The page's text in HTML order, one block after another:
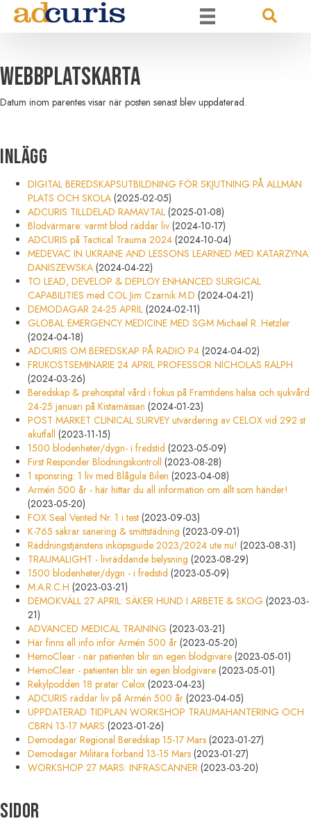
Webbplatskarta
Datum inom parentes visar när posten senast blev uppdaterad.
Inlägg
DIGITAL BEREDSKAPSUTBILDNING FÖR SKJUTNING PÅ ALLMÄN
PLATS OCH SKOLA (2025-02-05)
ADCURIS TILLDELAD RAMAVTAL (2025-01-08)
Blodvärmare: varmt blod räddar liv (2024-10-17)
ADCURIS på Tactical Trauma 2024 (2024-10-04)
MEDEVAC IN UKRAINE AND LESSONS LEARNED MED KATARZYNA
DANISZEWSKA (2024-04-22)
TO LEAD, DEVELOP & DEPLOY ENHANCED SURGICAL
CAPABILITIES med COL Jim Czarnik M.D (2024-04-21)
DEMODAGAR 24-25 APRIL (2024-02-11)
GLOBAL EMERGENCY MEDICINE MED SGM Michael R. Hetzler
(2024-04-18)
ADCURIS OM BEREDSKAP PÅ RADIO P4 (2024-04-02)
FRUKOSTSEMINARIE 24 APRIL PROFESSOR NICHOLAS RALPH
(2024-03-26)
Beredskap & prehospital vård i fokus på Framtidens hälsa och sjukvård
24-25 januari på Kistamässan (2024-01-23)
POST MARKET CLINICAL SURVEY utvärdering av CELOX vid 292 st
akutfall (2023-11-15)
1500 blodenheter/dygn- i fredstid (2023-05-09)
First Responder Blödningskontroll (2023-08-28)
1 sponsring: 1 liv med Blågula Bilen (2023-04-08)
Armén 500 år - här hittar du all information om allt som händer!
(2023-05-20)
FOX Seal Vented Nr. 1 i test (2023-09-03)
K-765 säkrar sanering & smittstädning (2023-09-01)
Räddningstjänstens inköpsguide 2023/2024 ute nu! (2023-08-31)
TRAUMALIGHT - livräddande belysning (2023-08-29)
1500 blodenheter/dygn - i fredstid (2023-05-09)
M.A.R.C.H (2023-03-21)
DEMOKVÄLL 27 APRIL: SÄKER HUND I ARBETE & SKOG (2023-03-
21)
ADVANCED MEDICAL TRAINING (2023-03-21)
Här finns all info inför Armén 500 år (2023-05-20)
HemoClear - när patienten blir sin egen blodgivare (2023-05-01)
HemoClear - patienten blir sin egen blodgivare (2023-05-01)
Rekylpodden 18 pratar Celox (2023-04-23)
ADCURIS räddar liv på Armén 500 år (2023-04-05)
UPPDATERAD TIDPLAN WORKSHOP TRAUMAHANTERING OCH
CBRN 13-17 MARS (2023-01-26)
Demodagar Regional Beredskap 15-17 Mars (2023-01-27)
Demodagar Militära förband 13-15 Mars (2023-01-27)
WORKSHOP 27 MARS: INFRASCANNER (2023-03-20)
Sidor